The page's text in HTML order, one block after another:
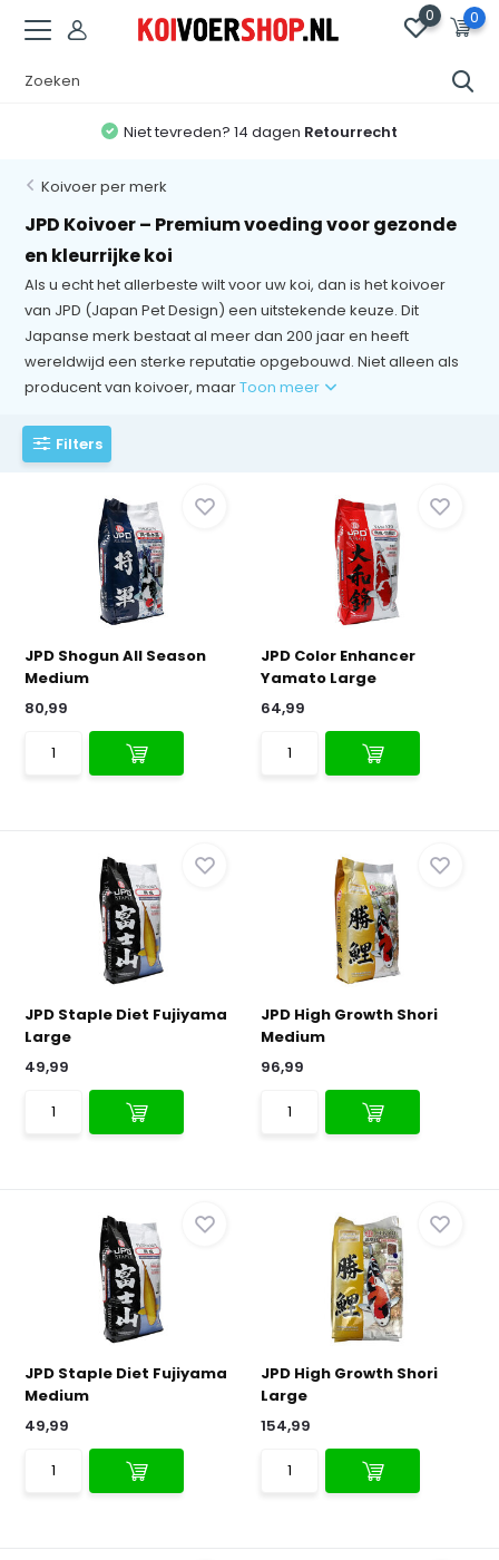
0 0
Niet tevreden? 14 dagen Retourrecht
Koivoer per merk
JPD Koivoer – Premium voeding voor gezonde
en kleurrijke koi
Als u echt het allerbeste wilt voor uw koi, dan is het koivoer
van JPD (Japan Pet Design) een uitstekende keuze. Dit
Japanse merk bestaat al meer dan 200 jaar en heeft
wereldwijd een sterke reputatie opgebouwd. Niet alleen als
producent van koivoer, maarToon meer
Filters
JPD Shogun All Season
Medium
80,99
JPD Color Enhancer
Yamato Large
64,99
JPD Staple Diet Fujiyama
Large
49,99
JPD High Growth Shori
Medium
96,99
JPD Staple Diet Fujiyama
Medium
49,99
JPD High Growth Shori
Large
154,99